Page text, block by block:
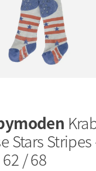
Stars
/ 68